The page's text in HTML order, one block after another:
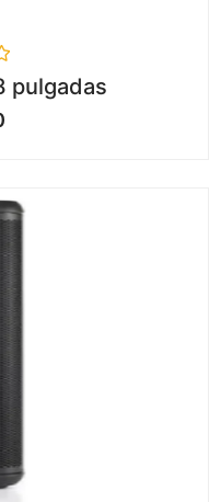
pulgadas